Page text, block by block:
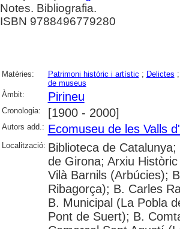
Notes. Bibliografia.
ISBN 9788496779280
Matèries: Patrimoni històric i artístic ; Delictes
de museus
Àmbit:
Pirineu
Cronologia: [1900 - 2000]
Autors add.: Ecomuseu de les Valls
Localització: Biblioteca de
de Girona; Arxiu
Vilà Barnils (Arbúcies);
Ribagorça); B. Carles
B. Municipal (La Pobla
Pont de Suert); B.